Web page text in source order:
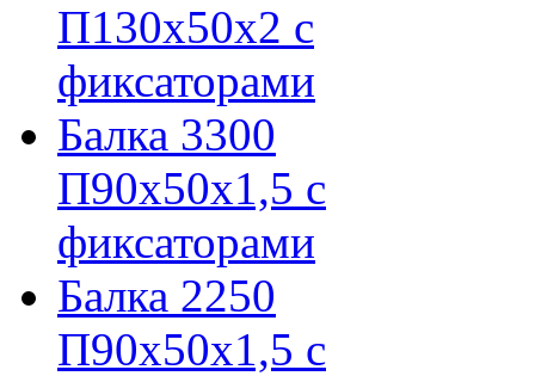
П130х50х2 с
фиксаторами
Балка 3300
П90х50х1,5 с
фиксаторами
Балка 2250
П90х50х1,5 с